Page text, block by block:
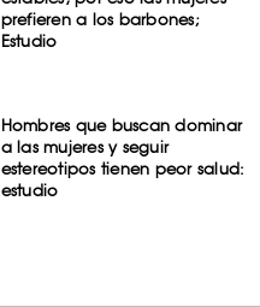
prefieren a los barbones;
Estudio
Hombres que buscan dominar
a las mujeres y seguir
estereotipos tienen peor salud:
estudio